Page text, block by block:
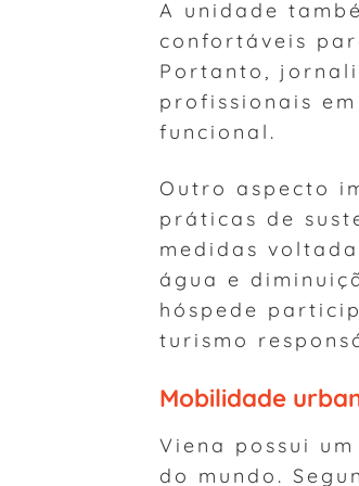
A unidade
confortáveis
Portanto,
profissionais
funcional.
Outro aspecto
práticas de
medidas
água e
hóspede
turismo
Mobilidade
Viena possui
do mundo.